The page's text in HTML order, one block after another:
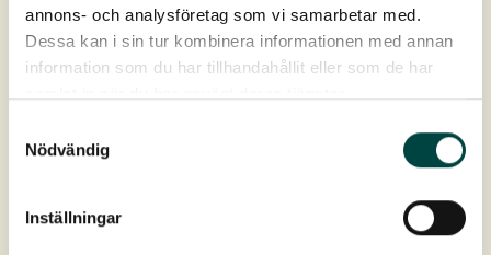
annons- och analysföretag som vi samarbetar med.
Dessa kan i sin tur kombinera informationen med annan
information som du har tillhandahållit eller som de har
Nödvändig
Inställningar
Artikelnr 9-12278
Mål (h×b) 220 × 120 cm